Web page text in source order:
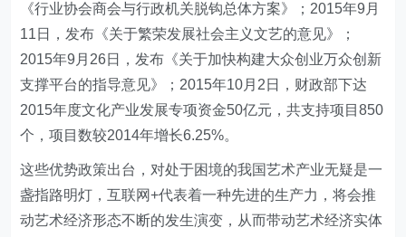
《行业协会商会与行政机关脱钩总体方案》；2015年9月
11日，发布《关于繁荣发展社会主义文艺的意见》；
2015年9月26日，发布《关于加快构建大众创业万众创新
支撑平台的指导意见》；2015年10月2日，财政部下达
2015年度文化产业发展专项资金50亿元，共支持项目850
个，项目数较2014年增长6.25%。
这些优势政策出台，对处于困境的我国艺术产业无疑是一
盏指路明灯，互联网+代表着一种先进的生产力，将会推
动艺术经济形态不断的发生演变，从而带动艺术经济实体